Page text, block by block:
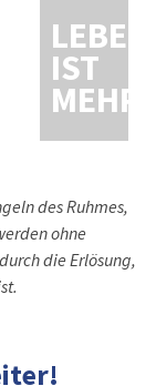
LEBEN
IST
MEHR
des Ruhmes,
ohne
die Erlösung,